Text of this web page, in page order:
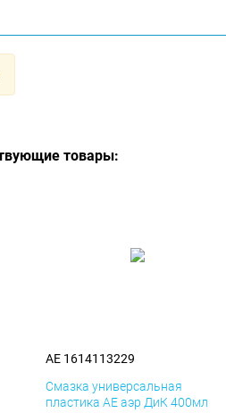
товары:
AE 1614113229
Смазка универсальная
пластика AE аэр ДиК 400мл